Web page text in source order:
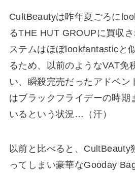
CultBeautyは昨年夏ごろに
るTHE HUT GROUPに買収
ステムはほぼlookfantasticと
るため、以前のようなVAT免
い、瞬殺完売だったアドベン
はブラックフライデーの時期
いるという状況…（汗）
以前と比べると、CultBeauty
ってしまい豪華なGooday